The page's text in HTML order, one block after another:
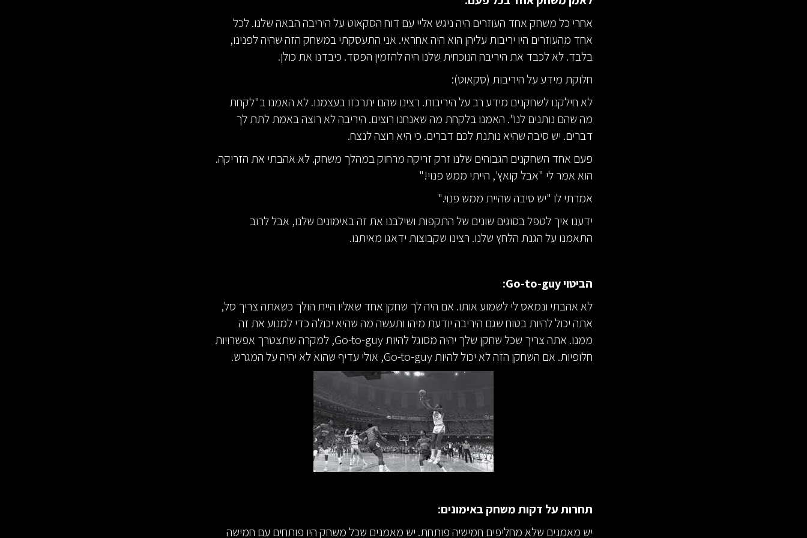
אחרי כל משחק אחד העוזרים היה ניגש אליי עם דוח הסקאוט על היריבה הבאה שלנו. לכל
אחד מהעוזרים היו יריבות עליהן הוא היה אחראי. אני התעסקתי במשחק הזה שהיה לפנינו,
בלבד. לא לכבד את היריבה הנוכחית שלנו היה להזמין הפסד. כיבדנו את כולן.
חלוקת מידע על היריבות (סקאוט):
לא חילקנו לשחקנים מידע רב על היריבות. רצינו שהם יתרכזו בעצמנו. לא האמנו ב"לקחת
מה שהם נותנים לנו". האמנו בלקחת מה שאנחנו רוצים. היריבה לא רוצה באמת לתת לך
דברים. יש סיבה שהיא נותנת לכם דברים. כי היא רוצה לנצח.
פעם אחד השחקנים הגבוהים שלנו זרק זריקה מרחוק במהלך משחק. לא אהבתי את הזריקה.
הוא אמר לי "אבל קואץ', הייתי ממש פנוי!"
אמרתי לו "יש סיבה שהיית ממש פנוי."
ידענו איך לטפל בסוגים שונים של התקפות ושילבנו את זה באימונים שלנו, אבל לרוב
התאמנו על הגנת הלחץ שלנו. רצינו שקבוצות ידאגו מאיתנו.
הביטוי Go-to-guy:
לא אהבתי ונמאס לי לשמוע אותו. אם היה לך שחקן אחד שאליו היית הולך כשאתה צריך סל,
אתה יכול להיות בטוח שגם היריבה יודעת מיהו ותעשה מה שהיא יכולה כדי למנוע את זה
ממנו. אתה צריך שכל שחקן שלך יהיה מסוגל להיות Go-to-guy, למקרה שתצטרך אפשרויות
חלופיות. אם השחקן הזה לא יכול להיות Go-to-guy, אולי עדיף שהוא לא יהיה על המגרש.
תחרות על דקות משחק באימונים:
יש מאמנים שלא מחליפים חמישיה פותחת. יש מאמנים שכל משחק היו פותחים עם חמישה